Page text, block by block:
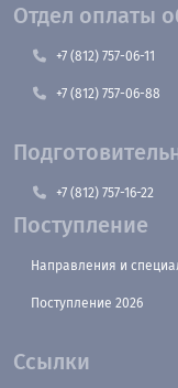
Отдел оплаты
+7 (812) 757-06-11
+7 (812) 757-06-88
+7 (812) 757-16-22
Поступление
Направления и
Поступление 2026
Ссылки